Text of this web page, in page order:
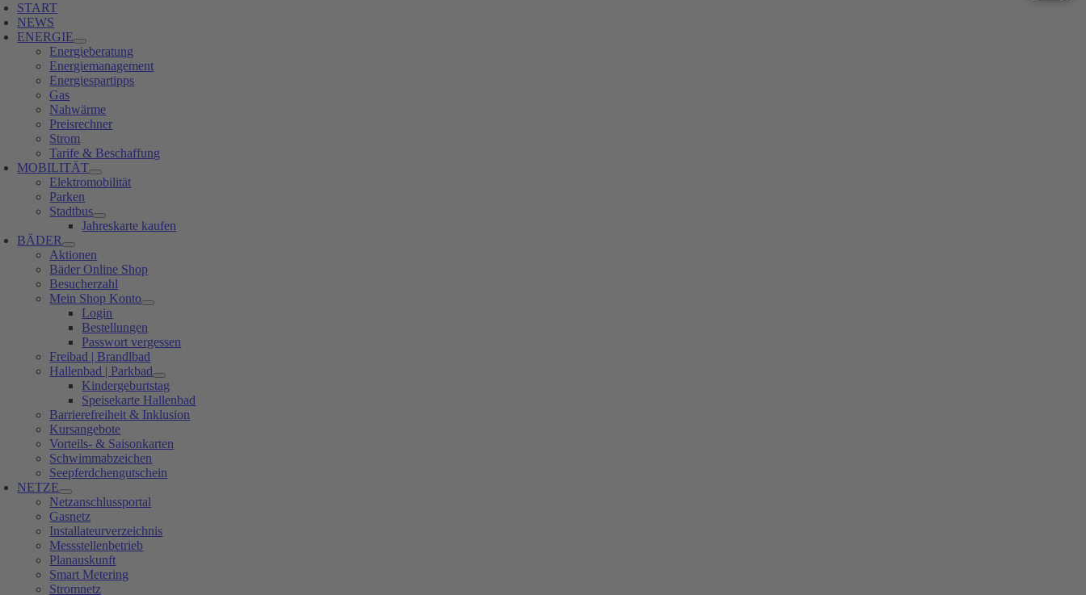
START
NEWS
ENERGIE
Energieberatung
Energiemanagement
Energiespartipps
Gas
Nahwärme
Preisrechner
Strom
Tarife & Beschaffung
MOBILITÄT
Elektromobilität
Parken
Stadtbus
Jahreskarte kaufen
BÄDER
Aktionen
Bäder Online Shop
Besucherzahl
Mein Shop Konto
Login
Bestellungen
Passwort vergessen
Freibad | Brandlbad
Hallenbad | Parkbad
Kindergeburtstag
Speisekarte Hallenbad
Barrierefreiheit & Inklusion
Kursangebote
Vorteils- & Saisonkarten
Schwimmabzeichen
Seepferdchengutschein
NETZE
Netzanschlussportal
Gasnetz
Installateurverzeichnis
Messstellenbetrieb
Planauskunft
Smart Metering
Stromnetz